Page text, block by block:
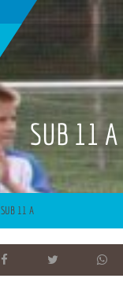
SUB 11 A
SUB 11 A